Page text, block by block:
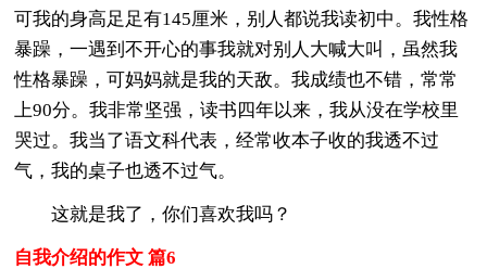
可我的身高足足有145厘米，别人都说我读初中。我性格
暴躁，一遇到不开心的事我就对别人大喊大叫，虽然我
性格暴躁，可妈妈就是我的天敌。我成绩也不错，常常
上90分。我非常坚强，读书四年以来，我从没在学校里
哭过。我当了语文科代表，经常收本子收的我透不过
气，我的桌子也透不过气。
这就是我了，你们喜欢我吗？
自我介绍的作文 篇6